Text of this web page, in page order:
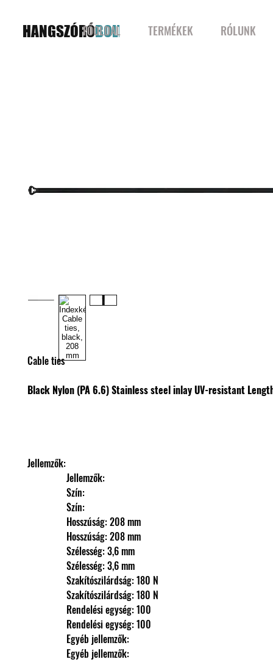
HANGSZÓRÓBOLT
FŐOLDAL TERMÉKEK RÓLUNK
Cable ties
Black Nylon (PA 6.6)Stainless steel inlayUV-resistant
Jellemzők:
                Jellemzők:
                Szín:
                Szín:
                Hosszúság: 208 mm
                Hosszúság: 208 mm
                Szélesség: 3,6 mm
                Szélesség: 3,6 mm
                Szakítószilárdság: 180 N
                Szakítószilárdság: 180 N
                Rendelési egység: 100
                Rendelési egység: 100
                Egyéb jellemzők:
                Egyéb jellemzők: